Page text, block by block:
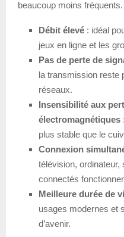
beaucoup moins fréquents.
Débit élevé : idéal
jeux en ligne et les
Pas de perte de
la transmission reste
réseaux.
Insensibilité aux
électromagnétiques
plus stable que le
Connexion
télévision, ordinateur,
connectés
Meilleure durée de
usages modernes et
d’avenir.